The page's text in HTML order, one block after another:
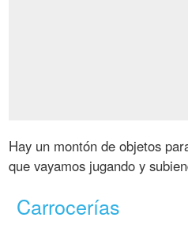
Hay un montón de objetos
que vayamos jugando y
Carrocerías